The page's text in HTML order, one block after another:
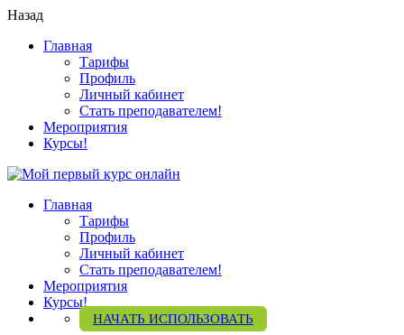
Назад
Главная
Тарифы
Профиль
Личный кабинет
Стать преподавателем!
Мероприятия
Курсы!
Главная
Тарифы
Профиль
Личный кабинет
Стать преподавателем!
Мероприятия
Курсы!
НАЧАТЬ ИСПОЛЬЗОВАТЬ